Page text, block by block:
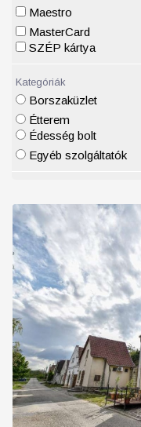
Maestro
MasterCard
SZÉP kártya
Kategóriák
Borszaküzlet
Étterem
Édesség bolt
Egyéb szolgáltatók